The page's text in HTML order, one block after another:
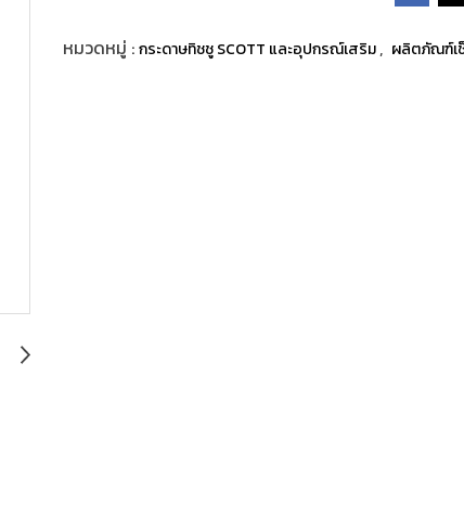
หมวดหมู่ :กระดาษทิชชู SCOTT และอุปกรณ์เสริม, ผลิตภัณฑ์เ